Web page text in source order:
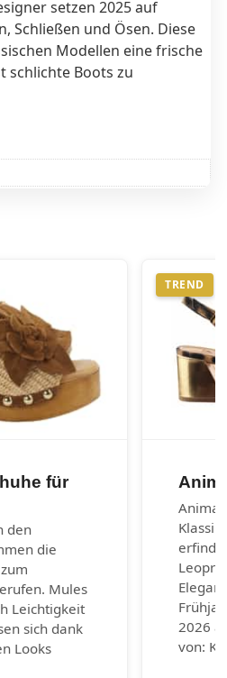
setzen 2025 auf
Schließen und Ösen. Diese
Modellen eine frische
schlichte Boots zu
für
den
die
Mules
Leichtigkeit
sich dank
Looks
TREND
2026
von: